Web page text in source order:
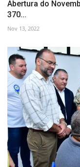
Abertura do
370...
Nov 13, 2022